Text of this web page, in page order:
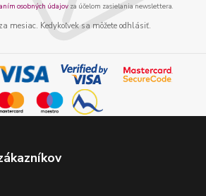
osobných údajov za účelom zasielania newslettera.
mesiac. Kedykoľvek sa môžete odhlásiť.